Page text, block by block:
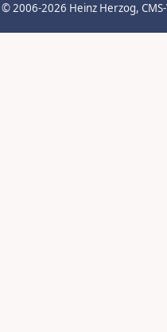
© 2006-2026 Heinz Herzog,